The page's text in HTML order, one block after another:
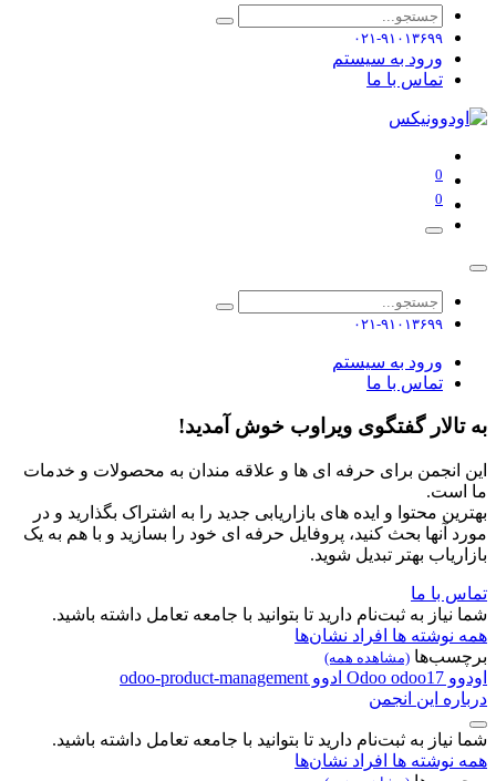
۰۲۱-۹۱۰۱۳۶۹۹
ورود به سیستم
تماس با ما
0
0
۰۲۱-۹۱۰۱۳۶۹۹
ورود به سیستم
تماس با ما
به تالار گفتگوی ویراوب خوش آمدید!
این انجمن برای حرفه ای ها و علاقه مندان به محصولات و خدمات
ما است.
بهترین محتوا و ایده های بازاریابی جدید را به اشتراک بگذارید و در
مورد آنها بحث کنید، پروفایل حرفه ای خود را بسازید و با هم به یک
بازاریاب بهتر تبدیل شوید.
تماس با ما
شما نیاز به ثبت‌نام دارید تا بتوانید با جامعه تعامل داشته باشید.
همه نوشته ها افراد نشان‌ها
برچسب‌ها (مشاهده همه)
اودوو Odoo odoo17 ادوو odoo-product-management
درباره این انجمن
شما نیاز به ثبت‌نام دارید تا بتوانید با جامعه تعامل داشته باشید.
همه نوشته ها افراد نشان‌ها